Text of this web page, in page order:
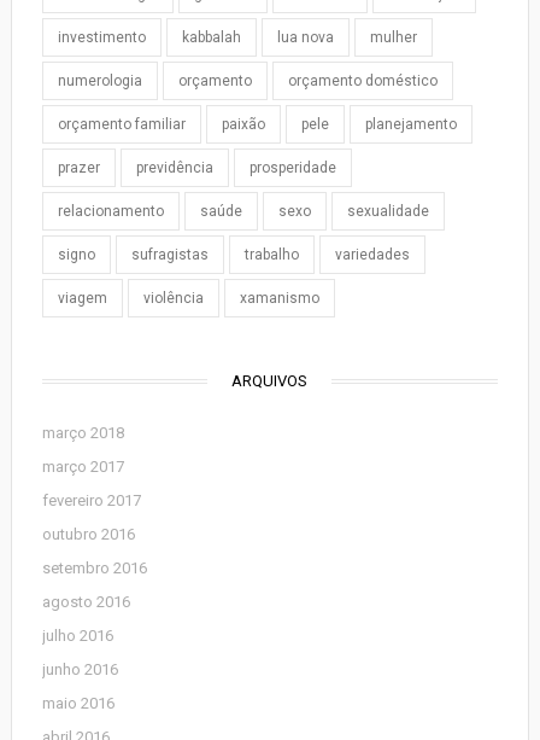
investimento kabbalah lua nova mulher
numerologia orçamento orçamento doméstico
orçamento familiar paixão pele planejamento
prazer previdência prosperidade
relacionamento saúde sexo sexualidade
signo sufragistas trabalho variedades
viagem violência xamanismo
ARQUIVOS
março 2018
março 2017
fevereiro 2017
outubro 2016
setembro 2016
agosto 2016
julho 2016
junho 2016
maio 2016